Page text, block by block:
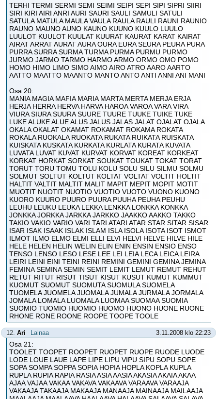
TERHI TERMI SERMI SEMI SEIMI SEIPI SEPI SIPI SIPRI SIIRI
SIRI KIRI AIRI ANRI AURI SAURI SAULI SAMULI SATULI
SATULA MATULA MAULA VAULA RAULA RAULI RAUNI RAUNIO
RAUNO MAUNO AUNO KAUNO KUUNO KUULO LUULO
LUULOT KUULOT KUULAT KUURAT KAURAT KARAT KAIRAT
AIRAT ARRAT AURAT AURA OURA EURA SEURA PEURA PURA
PURRA SURRA SURMA TURMA PURMA PURMU PURMO
JURMO JARMO TARMO HARMO ARMO ORMO OMO POMO
HOMO HIMO LIMO SIMO AIMO AIRO ATRO AARO AARTO
AATTO MAATTO MAANTO MANTO ANTO ANTI ANNI ANI MANI
Osa 20:
MANIA MAGIA MAFIA MARIA MARTA MERTA MERJA ERJA
HERJA HERRA HERVA HARVA HAROA VAROA VARA VIRA
VIURA SIURA SUURA SUURE TUURE TUUKE TUIKE TUKE
LUKE ALUKE ALUE ALUS JALUS JALAS JALAT OJALAT OJALA
OKALA OKALAT OKAMAT ROKAMAT ROKAMA ROKATA
ROKALA RUOKALA RUOKATA RUKATA RUIKATA RUISKATA
KUISKATA KUSKATA KURKATA KURLATA KURATA KUVATA
LUVATA LUVAT KUVAT KURVAT KORVAT KOREAT KORKEAT
KORKAT HORKAT SORKAT SOUKAT TOUKAT TOKAT TORAT
TORUT TORU TOMU TOLU KOLU SOLU SILU SILMU SOLMU
SOLMUT SOLTUT KOLTUT KOLTAT VOLTAT VOLTIT HOLTIT
HALTIT VALTIT MALTIT MALIT MAPIT MEPIT MOPIT MOTIT
MUOTIT NUOTIT NUOTIO VUOTIO VUOTO VUONO KUONO
KUORO KUURO PUURO PUURA PUUHA PEUHA PEUHU
LEUHU LEUKU LEUKA LEKKA LENKKA LONKKA KONKKA
JONKKA JORKKA JARKKA JARKKO JAAKKO AAKKO TAKKO
TAKIO VAKIO VARIO VARI TARI ATARI ATAR STAR SITAR SISAR
ISAR ISAK ISAAK ISLAK ISLAM ISLA ISOLA ISOTA ISOT ISMOT
ILMOT ILMO ELMO ELMI ELLI ELVI HELVI HELVE HILVE HILE
HELE HELEN HELIN WELIN ELIN ENIN ENSIN ENSIO ENSO
TENSO LENSO LESO LESE LEE LEI LEIA LECA LEICA LEIRA
LEIRI LEINI EINI TEINI REINI REMINI GEMINI GEMINA JEMINA
FEMINA SEMINA SEMIN SEMIT LEMIT LEMUT REMUT REHUT
RETUT RITUT RISUT TISUT KISUT KUSUT KUMUT KUMMUT
KUOMUT SUOMUT SUOMUTA SUOMULA SUOMELA
TUOMELA JUOMELA JUOMALA JUMALA JURMALA JORMALA
JOMALA LOMALA LUOMALA LUOMAA SUOMAA SUOMIA
SUOMIO TUOMIO HUOMIO HUOMO HUONO HUONE RUONE
RHONE RONE ROONE ROOPE TOOPE TOOLE
12. Ari Lainaa 3.11.2008 klo 22:23
Osa 21:
TOOLET TOOPET ROOPET RUOPET RUOPE RUODE LUODE
LODE LOUE LAUE LAPE LIPE LIPU VIPU SIPU SOPU SOPE
SOPA SOMPA SOPPA SOPIA HOPIA HOPLA KOPLA KUPLA
RUPLA RUPIA RAPIA RASIA ASIA AASIA AKASIA AKAIA AKAA
AJAA VAJAA VAKAA VAKAVA VAKAAVA VARAAVA VARAAJA
VAKAAJA TAKAAJA MAKAAJA MANAAJA MAINAAJA MAILAAJA